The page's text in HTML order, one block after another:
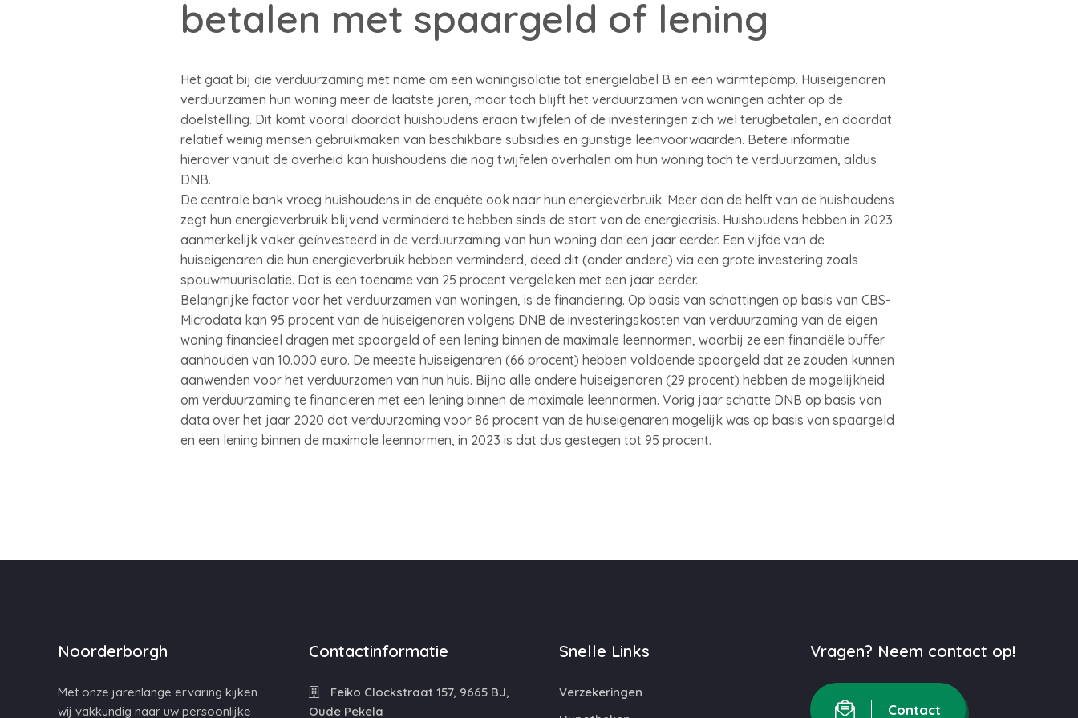
betalen met spaargeld of lening
Het gaat bij die verduurzaming met name om een woningisolatie tot energielabel B en een warmtepomp. Huiseigenaren
verduurzamen hun woning meer de laatste jaren, maar toch blijft het verduurzamen van woningen achter op de
doelstelling. Dit komt vooral doordat huishoudens eraan twijfelen of de investeringen zich wel terugbetalen, en doordat
relatief weinig mensen gebruikmaken van beschikbare subsidies en gunstige leenvoorwaarden. Betere informatie
hierover vanuit de overheid kan huishoudens die nog twijfelen overhalen om hun woning toch te verduurzamen, aldus
DNB.
De centrale bank vroeg huishoudens in de enquête ook naar hun energieverbruik. Meer dan de helft van de huishoudens
zegt hun energieverbruik blijvend verminderd te hebben sinds de start van de energiecrisis. Huishoudens hebben in 2023
aanmerkelijk vaker geïnvesteerd in de verduurzaming van hun woning dan een jaar eerder. Een vijfde van de
huiseigenaren die hun energieverbruik hebben verminderd, deed dit (onder andere) via een grote investering zoals
spouwmuurisolatie. Dat is een toename van 25 procent vergeleken met een jaar eerder.
Belangrijke factor voor het verduurzamen van woningen, is de financiering. Op basis van schattingen op basis van CBS-
Microdata kan 95 procent van de huiseigenaren volgens DNB de investeringskosten van verduurzaming van de eigen
woning financieel dragen met spaargeld of een lening binnen de maximale leennormen, waarbij ze een financiële buffer
aanhouden van 10.000 euro. De meeste huiseigenaren (66 procent) hebben voldoende spaargeld dat ze zouden kunnen
aanwenden voor het verduurzamen van hun huis. Bijna alle andere huiseigenaren (29 procent) hebben de mogelijkheid
om verduurzaming te financieren met een lening binnen de maximale leennormen. Vorig jaar schatte DNB op basis van
data over het jaar 2020 dat verduurzaming voor 86 procent van de huiseigenaren mogelijk was op basis van spaargeld
en een lening binnen de maximale leennormen, in 2023 is dat dus gestegen tot 95 procent.
Noorderborgh
Met onze jarenlange ervaring kijken
wij vakkundig naar uw persoonlijke
Contactinformatie
Feiko Clockstraat 157, 9665 BJ,
Oude Pekela
Snelle Links
Verzekeringen
Vragen? Neem contact op!
Contact